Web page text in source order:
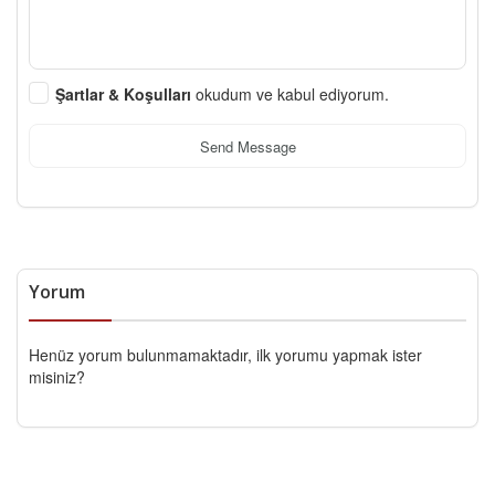
Şartlar & Koşulları okudum ve kabul ediyorum.
Send Message
Yorum
Henüz yorum bulunmamaktadır, ilk yorumu yapmak ister
misiniz?